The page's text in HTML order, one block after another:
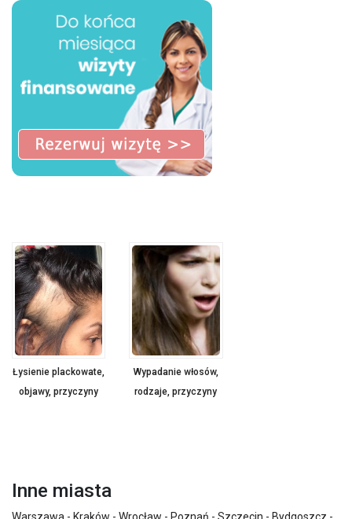
Łysienie plackowate,
objawy, przyczyny
Wypadanie włosów,
rodzaje, przyczyny
Inne miasta